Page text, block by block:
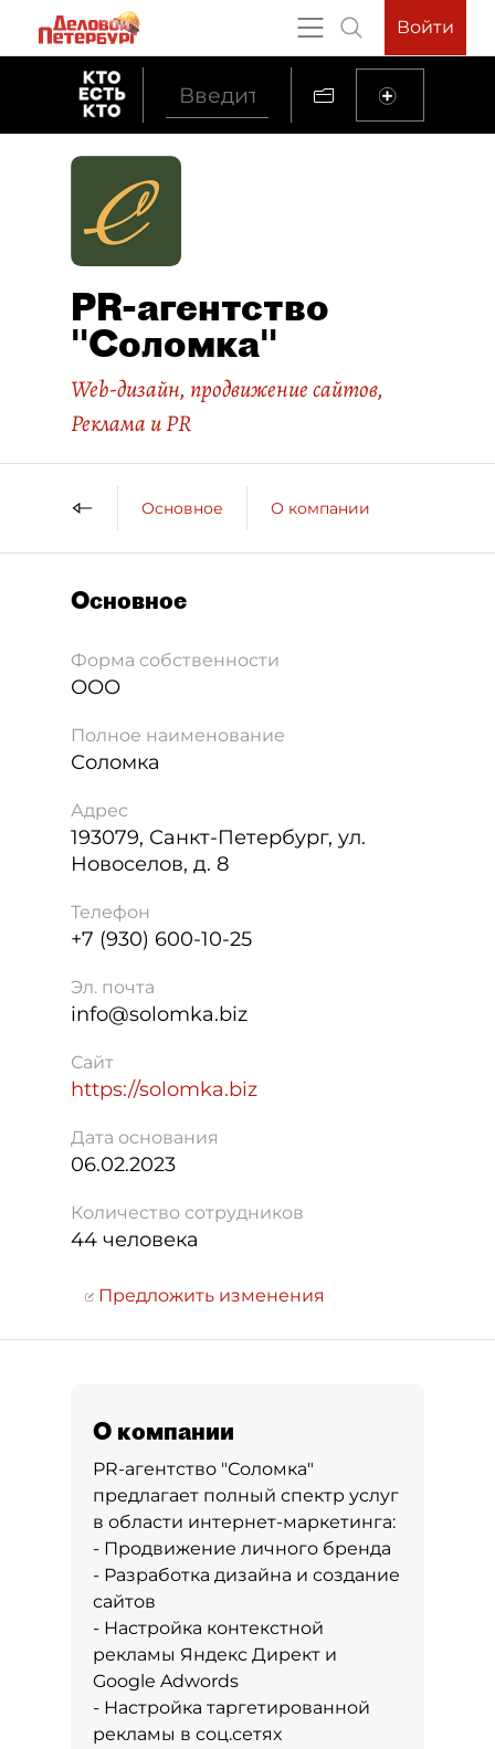
Войти
PR-агентство
"Соломка"
Web-дизайн, продвижение сайтов,
Реклама и PR
Основное О компании
Основное
Форма собственности
ООО
Полное наименование
Соломка
Адрес
193079, Санкт-Петербург, ул.
Новоселов, д. 8
Телефон
+7 (930) 600-10-25
Эл. почта
info@solomka.biz
Сайт
https://solomka.biz
Дата основания
06.02.2023
Количество сотрудников
44 человека
Предложить изменения
О компании
PR-агентство "Соломка"
предлагает полный спектр услуг
в области интернет-маркетинга:
- Продвижение личного бренда
- Разработка дизайна и создание
сайтов
- Настройка контекстной
рекламы Яндекс Директ и
Google Adwords
- Настройка таргетированной
рекламы в соц.сетях